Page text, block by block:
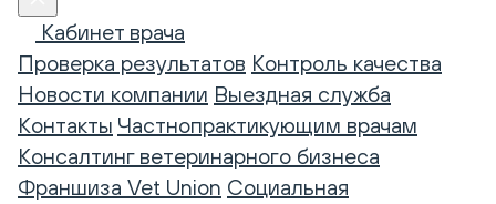
Кабинет врача
Проверка результатов Контроль качества
Новости компании Выездная служба
Контакты Частнопрактикующим врачам
Консалтинг ветеринарного бизнеса
Франшиза Vet Union Социальная